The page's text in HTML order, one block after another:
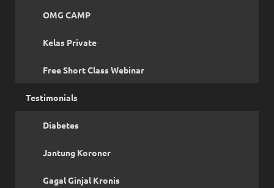
OMG CAMP
Kelas Private
Free Short Class Webinar
Testimonials
Diabetes
Jantung Koroner
Gagal Ginjal Kronis